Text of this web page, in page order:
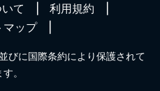
て
利用規約
マップ
びに国際条約により保護されて
。